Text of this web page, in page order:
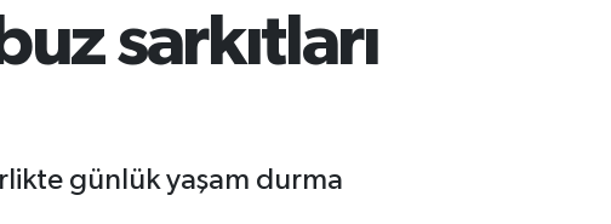
sarkıtları
günlük yaşam durma